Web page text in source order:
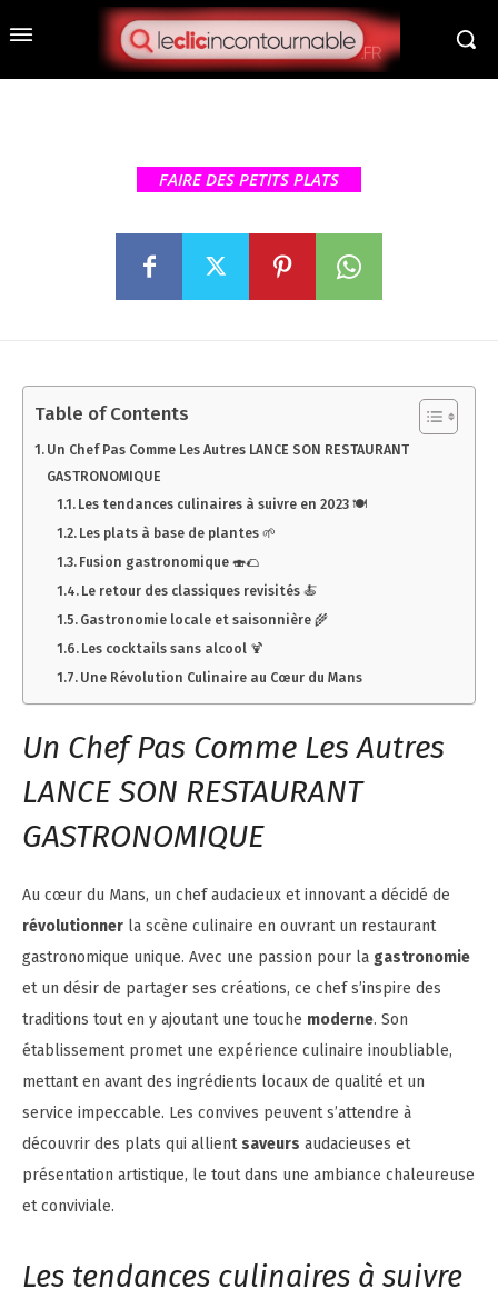
Un chef pas comme les autres
lance un restaurant
FAIRE DES PETITS PLATS
Table of Contents
Un Chef Pas Comme Les Autres LANCE SON RESTAURANT
GASTRONOMIQUE
Les tendances culinaires à suivre en 2023 🍽️
Les plats à base de plantes 🌱
Fusion gastronomique 🍣🌮
Le retour des classiques revisités 🍝
Gastronomie locale et saisonnière 🌾
Les cocktails sans alcool 🍹
Une Révolution Culinaire au Cœur du Mans
Un Chef Pas Comme Les Autres
LANCE SON RESTAURANT
GASTRONOMIQUE
Au cœur du Mans, un chef audacieux et innovant a décidé de
révolutionner la scène culinaire en ouvrant un restaurant
gastronomique unique. Avec une passion pour la gastronomie
et un désir de partager ses créations, ce chef s’inspire des
traditions tout en y ajoutant une touche moderne. Son
établissement promet une expérience culinaire inoubliable,
mettant en avant des ingrédients locaux de qualité et un
service impeccable. Les convives peuvent s’attendre à
découvrir des plats qui allient saveurs audacieuses et
présentation artistique, le tout dans une ambiance chaleureuse
et conviviale.
Les tendances culinaires à suivre